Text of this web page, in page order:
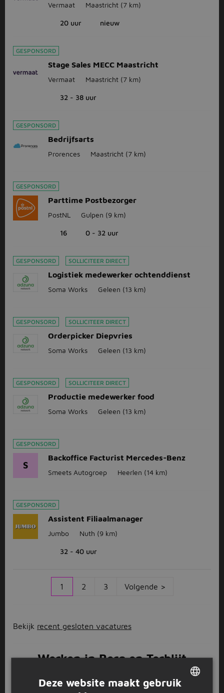
Vermaat Maastricht (7 km)
20 uur nieuw
GESPONSORD
Stage Sales MECC Maastricht
Vermaat Maastricht (7 km)
32 - 38 uur
GESPONSORD
Bedrijfsarts
Prorences Maastricht (7 km)
GESPONSORD
Parttime Postbezorger
PostNL Gulpen (9 km)
16 0 - 32 uur
GESPONSORD SOLLICITEER DIRECT
Logistiek medewerker ochtenddienst
Soma Works Geleen (13 km)
GESPONSORD SOLLICITEER DIRECT
Orderpicker Diepvries
Soma Works Geleen (13 km)
GESPONSORD SOLLICITEER DIRECT
Productie medewerker food
Soma Works Geleen (13 km)
GESPONSORD
S
Backoffice Facturist Mercedes-Benz
Smeets Autogroep Heerlen (14 km)
GESPONSORD
Assistent Filiaalmanager
Jumbo Nuth (9 km)
32 - 40 uur
1 2 3 Volgende >
Bekijk recent gesloten vacatures
Werken in Berg en Terblijt
Woon jij in of vlakbij het Limburgse
dorp Berg en zoek
je een baan? Dan zit je goed op deze pagina met
Deze website maakt gebruik